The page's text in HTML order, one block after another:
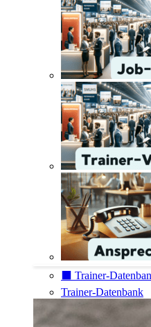
⬛️ Trainer-
Trainer-Datenbank